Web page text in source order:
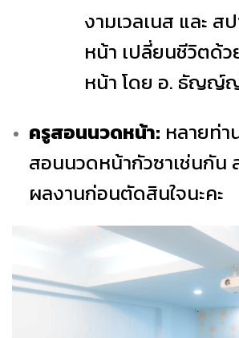
งามเวลเนส และ ส
หน้า เปลี่ยนชีวิตด้
หน้า โดย อ. ธัญญ์
ครูสอนนวดหน้า: หลายท่า
สอนนวดหน้ากัวซาเช่นกัน
ผลงานก่อนตัดสินใจนะคะ